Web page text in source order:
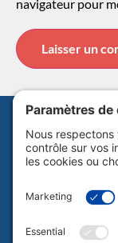
navigateur pour